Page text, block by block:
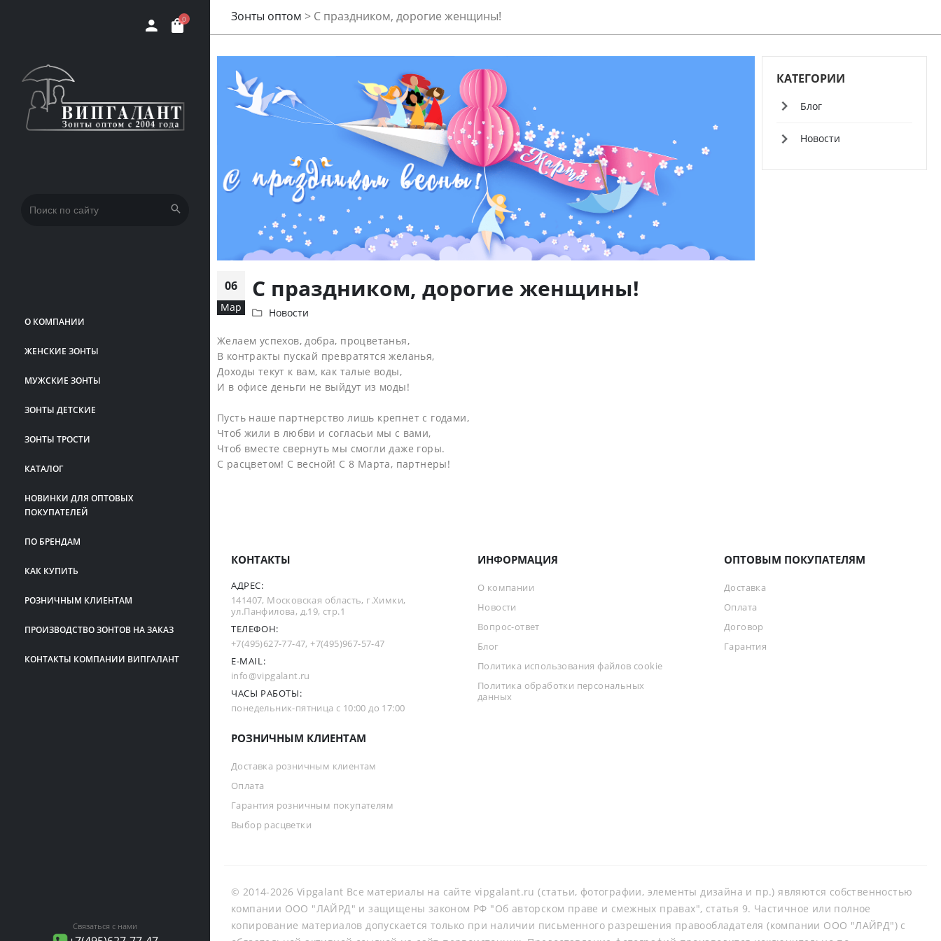
0
Искать:
О КОМПАНИИ
ЖЕНСКИЕ ЗОНТЫ
МУЖСКИЕ ЗОНТЫ
ЗОНТЫ ДЕТСКИЕ
ЗОНТЫ ТРОСТИ
КАТАЛОГ
НОВИНКИ ДЛЯ ОПТОВЫХ
ПОКУПАТЕЛЕЙ
ПО БРЕНДАМ
КАК КУПИТЬ
РОЗНИЧНЫМ КЛИЕНТАМ
ПРОИЗВОДСТВО ЗОНТОВ НА ЗАКАЗ
КОНТАКТЫ КОМПАНИИ ВИПГАЛАНТ
Связаться с нами
Зонты оптом > С праздником, дорогие женщины!
06
Мар
С праздником, дорогие женщины!
Новости
Желаем успехов, добра, процветанья,
В контракты пускай превратятся желанья,
Доходы текут к вам, как талые воды,
И в офисе деньги не выйдут из моды!
Пусть наше партнерство лишь крепнет с годами,
Чтоб жили в любви и согласьи мы с вами,
Чтоб вместе свернуть мы смогли даже горы.
С расцветом! С весной! С 8 Марта, партнеры!
КАТЕГОРИИ
Блог
Новости
КОНТАКТЫ
АДРЕС:
141407, Московская область, г.Химки,
ул.Панфилова, д.19, стр.1
ТЕЛЕФОН:
+7(495)627-77-47,+7(495)967-57-47
E-MAIL:
info@vipgalant.ru
ЧАСЫ РАБОТЫ:
понедельник-пятница с 10:00 до 17:00
ИНФОРМАЦИЯ
О компании
Новости
Вопрос-ответ
Блог
Политика использования файлов cookie
Политика обработки персональных
данных
ОПТОВЫМ ПОКУПАТЕЛЯМ
Доставка
Оплата
Договор
Гарантия
РОЗНИЧНЫМ КЛИЕНТАМ
Доставка розничным клиентам
Оплата
Гарантия розничным покупателям
Выбор расцветки
© 2014-2026 Vipgalant Все материалы на сайте vipgalant.ru (статьи, фотографии, элементы дизайна и пр.) являются собственностью
компании ООО "ЛАЙРД" и защищены законом РФ "Об авторском праве и смежных правах", статья 9. Частичное или полное
копирование материалов допускается только при наличии письменного разрешения правообладателя (компании ООО "ЛАЙРД") с